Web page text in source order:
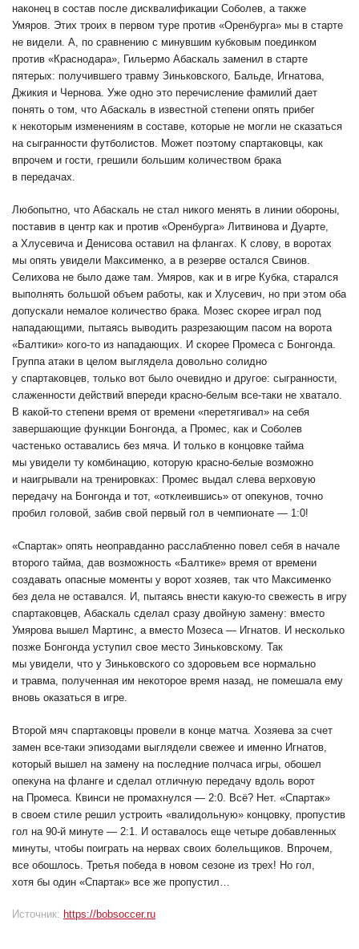
наконец в состав после дисквалификации Соболев, а также
Умяров. Этих троих в первом туре против «Оренбурга» мы в старте
не видели. А, по сравнению с минувшим кубковым поединком
против «Краснодара», Гильермо Абаскаль заменил в старте
пятерых: получившего травму Зиньковского, Бальде, Игнатова,
Джикия и Чернова. Уже одно это перечисление фамилий дает
понять о том, что Абаскаль в известной степени опять прибег
к некоторым изменениям в составе, которые не могли не сказаться
на сыгранности футболистов. Может поэтому спартаковцы, как
впрочем и гости, грешили большим количеством брака
в передачах.
Любопытно, что Абаскаль не стал никого менять в линии обороны,
поставив в центр как и против «Оренбурга» Литвинова и Дуарте,
а Хлусевича и Денисова оставил на флангах. К слову, в воротах
мы опять увидели Максименко, а в резерве остался Свинов.
Селихова не было даже там. Умяров, как и в игре Кубка, старался
выполнять большой объем работы, как и Хлусевич, но при этом оба
допускали немалое количество брака. Мозес скорее играл под
нападающими, пытаясь выводить разрезающим пасом на ворота
«Балтики» кого-то из нападающих. И скорее Промеса с Бонгонда.
Группа атаки в целом выглядела довольно солидно
у спартаковцев, только вот было очевидно и другое: сыгранности,
слаженности действий впереди красно-белым все-таки не хватало.
В какой-то степени время от времени «перетягивал» на себя
завершающие функции Бонгонда, а Промес, как и Соболев
частенько оставались без мяча. И только в концовке тайма
мы увидели ту комбинацию, которую красно-белые возможно
и наигрывали на тренировках: Промес выдал слева верховую
передачу на Бонгонда и тот, «отклеившись» от опекунов, точно
пробил головой, забив свой первый гол в чемпионате — 1:0!
«Спартак» опять неоправданно расслабленно повел себя в начале
второго тайма, дав возможность «Балтике» время от времени
создавать опасные моменты у ворот хозяев, так что Максименко
без дела не оставался. И, пытаясь внести какую-то свежесть в игру
спартаковцев, Абаскаль сделал сразу двойную замену: вместо
Умярова вышел Мартинс, а вместо Мозеса — Игнатов. И несколько
позже Бонгонда уступил свое место Зиньковскому. Так
мы увидели, что у Зиньковского со здоровьем все нормально
и травма, полученная им некоторое время назад, не помешала ему
вновь оказаться в игре.
Второй мяч спартаковцы провели в конце матча. Хозяева за счет
замен все-таки эпизодами выглядели свежее и именно Игнатов,
который вышел на замену на последние полчаса игры, обошел
опекуна на фланге и сделал отличную передачу вдоль ворот
на Промеса. Квинси не промахнулся — 2:0. Всё? Нет. «Спартак»
в своем стиле решил устроить «валидольную» концовку, пропустив
гол на 90-й минуте — 2:1. И оставалось еще четыре добавленных
минуты, чтобы поиграть на нервах своих болельщиков. Впрочем,
все обошлось. Третья победа в новом сезоне из трех! Но гол,
хотя бы один «Спартак» все же пропустил…
Источник: https://bobsoccer.ru